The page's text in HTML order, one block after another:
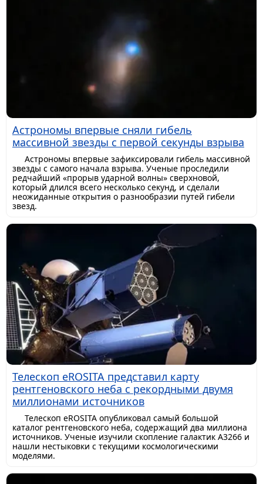
Астрономы впервые сняли гибель
массивной звезды с первой секунды взрыва
Астрономы впервые зафиксировали гибель массивной
звезды с самого начала взрыва. Ученые проследили
редчайший «прорыв ударной волны» сверхновой,
который длился всего несколько секунд, и сделали
неожиданные открытия о разнообразии путей гибели
звезд.
Телескоп eROSITA представил карту
рентгеновского неба с рекордными двумя
миллионами источников
Телескоп eROSITA опубликовал самый большой
каталог рентгеновского неба, содержащий два миллиона
источников. Ученые изучили скопление галактик A3266 и
нашли нестыковки с текущими космологическими
моделями.